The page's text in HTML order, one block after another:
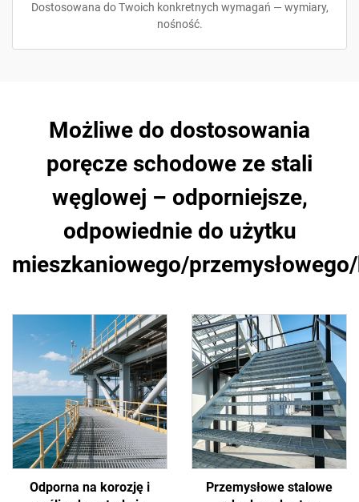
Dostosowana do Twoich konkretnych wymagań — wymiary,
nośność.
Możliwe do dostosowania
poręcze schodowe ze stali
węglowej – odporniejsze,
odpowiednie do użytku
mieszkaniowego/
Odporna na korozję i
Przemysłowe stalowe